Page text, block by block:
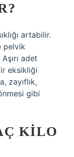
artabilir.
pelvik
adet
eksikliği
zayıflık,
gibi
KILO